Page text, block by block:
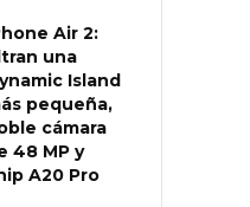
Air 2:
una
Island
pequeña,
cámara
48 MP y
A20 Pro